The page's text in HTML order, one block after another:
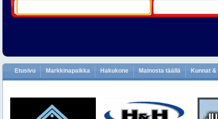
Etusivu Markkinapaikka Hakukone Mainosta täällä Kunnat